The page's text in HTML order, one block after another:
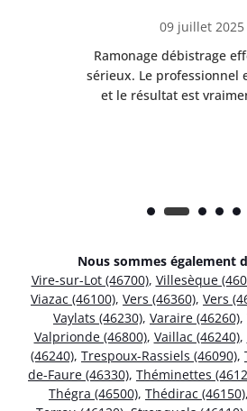
09 juillet 2025
Ramonage débistrage
sérieux. Le professionnel
et le résultat est
Nous sommes également
Vire-sur-Lot (46700), Villesèque
Viazac (46100), Vers (46360), Vers
Vaylats (46230), Varaire (46260),
Valprionde (46800), Vaillac (46240),
(46240), Trespoux-Rassiels (46090),
de-Faure (46330), Théminettes
Thégra (46500), Thédirac (46150),